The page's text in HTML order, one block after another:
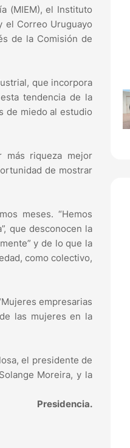
(MIEM), el Instituto
el Correo Uruguayo
de la Comisión de
que incorpora
tendencia de la
de miedo al estudio
más riqueza mejor
de mostrar
meses. “Hemos
que desconocen la
y de lo que la
como colectivo,
empresarias
las mujeres en la
el presidente de
Moreira, y la
Presidencia.